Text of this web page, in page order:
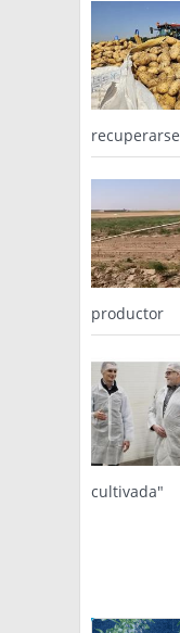
productor
cultivada"